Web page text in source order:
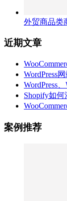
外贸商品类
近期文章
WordPress
WordPress
Shopify如
案例推荐